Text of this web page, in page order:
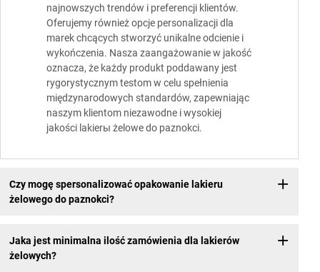
najnowszych trendów i preferencji klientów.
Oferujemy również opcje personalizacji dla
marek chcących stworzyć unikalne odcienie i
wykończenia. Nasza zaangażowanie w jakość
oznacza, że każdy produkt poddawany jest
rygorystycznym testom w celu spełnienia
międzynarodowych standardów, zapewniając
naszym klientom niezawodne i wysokiej
jakości lakierы żelowe do paznokci.
Czy mogę spersonalizować opakowanie lakieru
żelowego do paznokci?
Jaka jest minimalna ilość zamówienia dla lakierów
żelowych?